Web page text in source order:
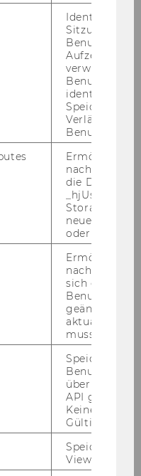
und
für Forschung,
und External
Identifiziert
Sitzung eines
Benutzers.
verwendet,
identifizieren.
Verlängert
Ermöglicht
die Daten in
Storage auf
neuesten
oder nicht.
Ermöglicht
sich ein
geändert hat
aktualisiert
muss.
Speichert
über die
API gesendet
Keine
Speichert
Viewport-